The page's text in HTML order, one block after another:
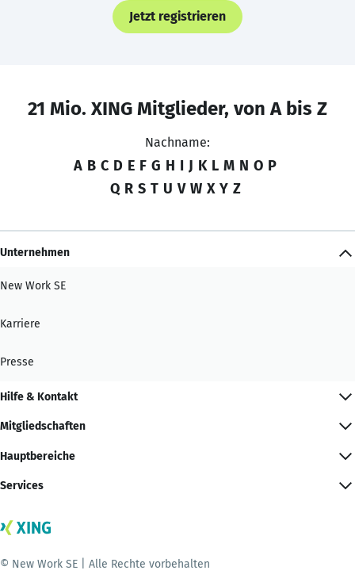
Jetzt registrieren
21 Mio. XING Mitglieder, von A bis Z
Nachname:
A B C D E F G H I J K L M N O P
Q R S T U V W X Y Z
Unternehmen
New Work SE
Karriere
Presse
Hilfe & Kontakt
Mitgliedschaften
Hauptbereiche
Services
© New Work SE | Alle Rechte vorbehalten